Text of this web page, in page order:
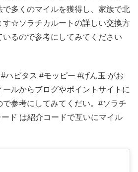
で多くのマイルを獲得し、家族で北
す☆ソラチカルートの詳しい交換方
るので参考にしてみてください
ハピタス #モッピー #げん玉 がお
ルからブログやポイントサイトに
参考にしてみてくだい。#ソラチ
ド は紹介コードで互いにマイル